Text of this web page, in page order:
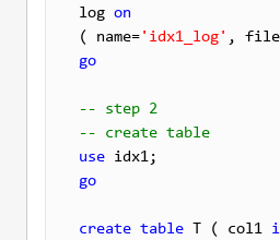
log on
( name= 'idx1_log' ,
go
-- step 2
-- create table
use
go
create table T ( col1